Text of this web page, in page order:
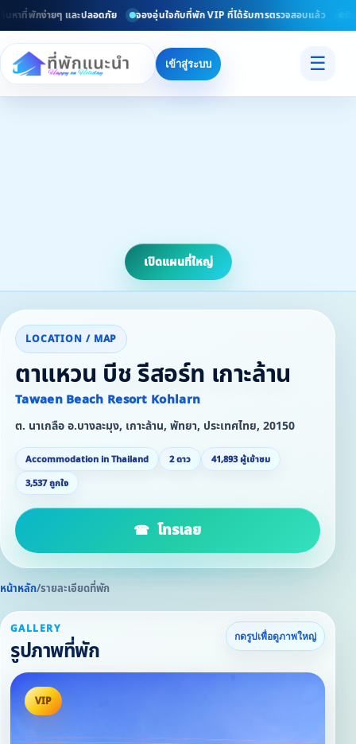
าที่พักง่ายๆ และปลอดภัย จองอุ่นใจกับที่พัก VIP ที่ได้รับการตรวจสอบแล้ว ยิน
เข้าสู่ระบบ ☰
เปิดแผนที่ใหญ่
LOCATION / MAP
ตาแหวน บีช รีสอร์ท เกาะล้าน
Tawaen Beach Resort Kohlarn
ต. นาเกลือ อ.บางละมุง, เกาะล้าน, พัทยา, ประเทศไทย, 20150
Accommodation in Thailand 2 ดาว
41,893 ผู้เข้าชม
3,537 ถูกใจ
โทรเลย
หน้าหลัก/รายละเอียดที่พัก
GALLERY
รูปภาพที่พัก
กดรูปเพื่อดูภาพใหญ่
VIP